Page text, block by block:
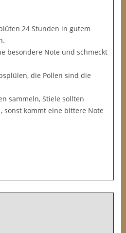
24 Stunden in gutem
besondere Note und schmeckt
die Pollen sind die
sammeln, Stiele sollten
sonst kommt eine bittere Note